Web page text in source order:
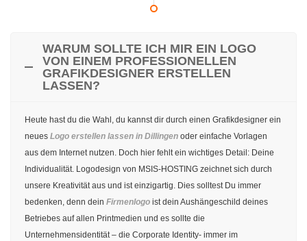
WARUM SOLLTE ICH MIR EIN LOGO
VON EINEM PROFESSIONELLEN
GRAFIKDESIGNER ERSTELLEN
LASSEN?
Heute hast du die Wahl, du kannst dir durch einen Grafikdesigner ein
neues Logo erstellen lassen in Dillingen oder einfache Vorlagen
aus dem Internet nutzen. Doch hier fehlt ein wichtiges Detail: Deine
Individualität. Logodesign von MSIS-HOSTING zeichnet sich durch
unsere Kreativität aus und ist einzigartig. Dies solltest Du immer
bedenken, denn dein Firmenlogo ist dein Aushängeschild deines
Betriebes auf allen Printmedien und es sollte die
Unternehmensidentität – die Corporate Identity- immer im